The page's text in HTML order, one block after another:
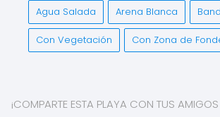
Agua Salada Arena Blanca
Con Vegetación Con Zona de
¡COMPARTE ESTA PLAYA CON TUS AMIGOS